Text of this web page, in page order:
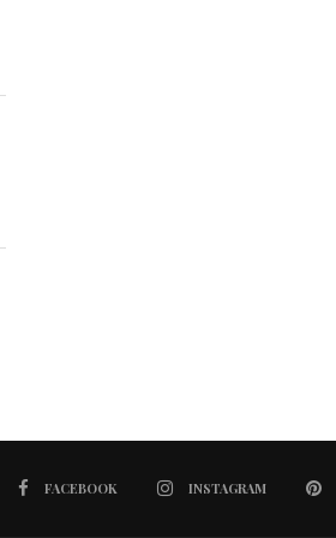
FACEBOOK INSTAGRAM